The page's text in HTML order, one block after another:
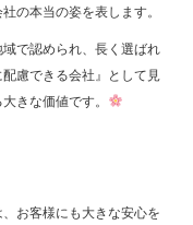
の本当の姿を表します。
で認められ、長く選ばれ
慮できる会社』として見
きな価値です。
お客様にも大きな安心を